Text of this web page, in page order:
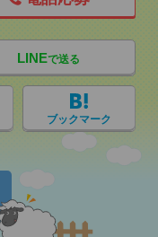
LINEで送る
ブックマーク